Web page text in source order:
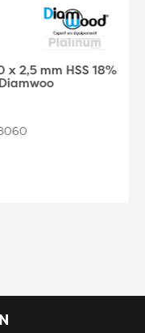
PRO 250 x 30 x 3
(los 2 cepillos) -
Ref. DW-PLA407408061